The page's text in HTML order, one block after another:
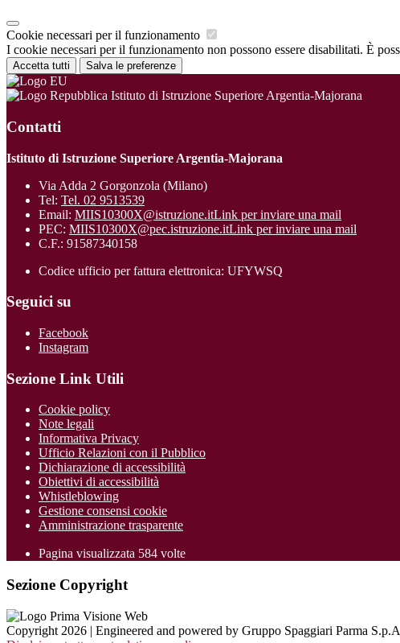
Cookie necessari per il funzionamento
I cookie necessari per il funzionamento non possono essere disabilitati. È
Accetta tutti Salva le preferenze
Istituto di Istruzione Superiore Argentia-Majorana
Contatti
Istituto di Istruzione Superiore Argentia-Majorana
Via Adda 2 Gorgonzola (Milano)
Tel: Tel. 02 9513539
Email: MIIS10300X@istruzione.itLink per inviare una mail
PEC: MIIS10300X@pec.istruzione.itLink per inviare una mail
C.F.: 91587340158
Codice ufficio per fattura elettronica: UFYWSQ
Seguici su
Facebook
Instagram
Sezione Link Utili
Cookie policy
Note legali
Informativa Privacy
Ufficio Relazioni con il Pubblico
Dichiarazione di accessibilità
Obiettivi di accessibilità
Whistleblowing
Gestione consensi cookie
Amministrazione trasparente
Pagina visualizzata 584 volte
Sezione Copyright
Copyright 2026 | Engineered and powered by Gruppo Spaggiari Parma